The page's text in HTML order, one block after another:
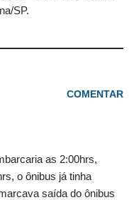
SP.
COMENTAR
as 2:00hrs,
o ônibus já tinha
saída do ônibus